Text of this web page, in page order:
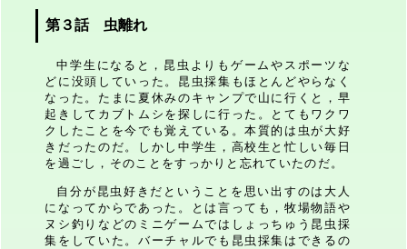
第３話 虫離れ
中学生になると，昆虫よりもゲームやスポーツな
どに没頭していった。昆虫採集もほとんどやらなく
なった。たまに夏休みのキャンプで山に行くと，早
起きしてカブトムシを探しに行った。とてもワクワ
クしたことを今でも覚えている。本質的は虫が大好
きだったのだ。しかし中学生，高校生と忙しい毎日
を過ごし，そのことをすっかりと忘れていたのだ。
自分が昆虫好きだということを思い出すのは大人
になってからであった。とは言っても，牧場物語や
ヌシ釣りなどのミニゲームではしょっちゅう昆虫採
集をしていた。バーチャルでも昆虫採集はできるの